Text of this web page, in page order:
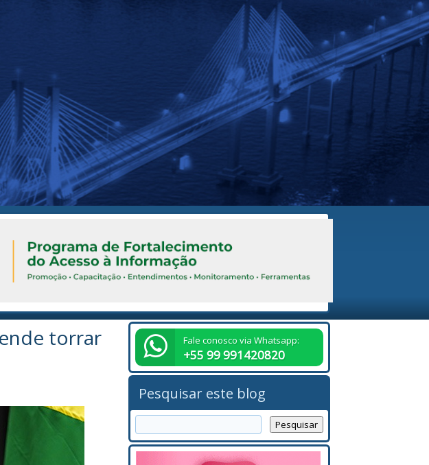
torrar
Fale conosco via Whatsapp:
+55 99 991420820
Pesquisar este blog